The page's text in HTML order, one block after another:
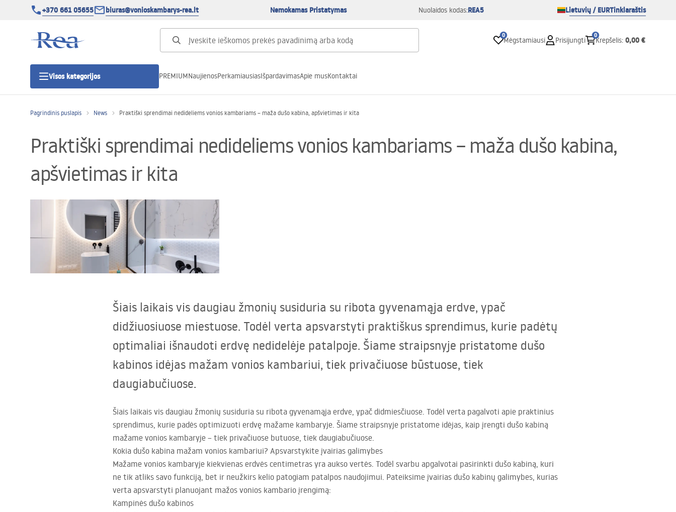
+370 661 05655 biuras@vonioskambarys-rea.lt Nemokamas Pristatymas Nuolaidos kodas:REA5 Lietuvių / EURTinklaraštis
0
Mėgstamiausi Prisijungti
0
Krepšelis: 0,00 €
Visos kategorijos
Dušo durys
Vonios dušo padėklai
Linijiniai dušo kanalai
Tualetai
Praustuvas
Vonios aksesuarai ir baldai
PREMIUMNaujienosPerkamiausiasIšpardavimasApie musKontaktai
Pagrindinis puslapis News Praktiški sprendimai nedideliems vonios kambariams – maža dušo kabina, apšvietimas ir kita
Praktiški sprendimai nedideliems vonios kambariams – maža dušo kabina,
apšvietimas ir kita
Šiais laikais vis daugiau žmonių susiduria su ribota gyvenamąja erdve, ypač
didžiuosiuose miestuose. Todėl verta apsvarstyti praktiškus sprendimus, kurie padėtų
optimaliai išnaudoti erdvę nedidelėje patalpoje. Šiame straipsnyje pristatome dušo
kabinos idėjas mažam vonios kambariui, tiek privačiuose būstuose, tiek
daugiabučiuose.
Šiais laikais vis daugiau žmonių susiduria su ribota gyvenamąja erdve, ypač didmiesčiuose. Todėl verta pagalvoti apie praktinius
sprendimus, kurie padės optimizuoti erdvę mažame kambaryje. Šiame straipsnyje pristatome idėjas, kaip įrengti dušo kabiną
mažame vonios kambaryje – tiek privačiuose butuose, tiek daugiabučiuose.
Kokia dušo kabina mažam vonios kambariui? Apsvarstykite įvairias galimybes
Mažame vonios kambaryje kiekvienas erdvės centimetras yra aukso vertės. Todėl svarbu apgalvotai pasirinkti dušo kabiną, kuri
ne tik atliks savo funkciją, bet ir neužkirs kelio patogiam patalpos naudojimui. Pateiksime įvairias dušo kabinų galimybes, kurias
verta apsvarstyti planuojant mažos vonios kambario įrengimą:
Kampinės dušo kabinos